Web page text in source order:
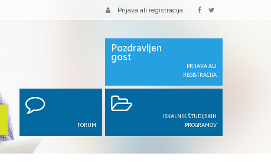
Prijava ali registracija
Pozdravljen
gost
PRIJAVA ALI
REGISTRACIJA
FORUM
ISKALNIK ŠTUDIJSKIH
PROGRAMOV